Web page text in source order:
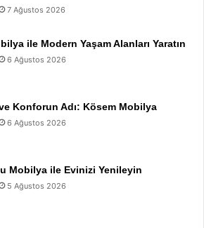
7 Ağustos 2026
ile Modern Yaşam Alanları Yaratın
6 Ağustos 2026
ve Konforun Adı: Kösem Mobilya
6 Ağustos 2026
Mobilya ile Evinizi Yenileyin
5 Ağustos 2026